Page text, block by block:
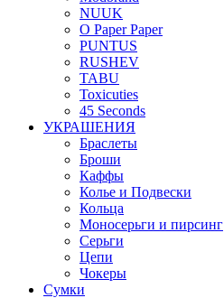
NUUK
O Paper Paper
PUNTUS
RUSHEV
TABU
Toxicuties
45 Seconds
УКРАШЕНИЯ
Браслеты
Броши
Каффы
Колье и Подвески
Кольца
Моносерьги и пирсинг
Серьги
Цепи
Чокеры
Сумки